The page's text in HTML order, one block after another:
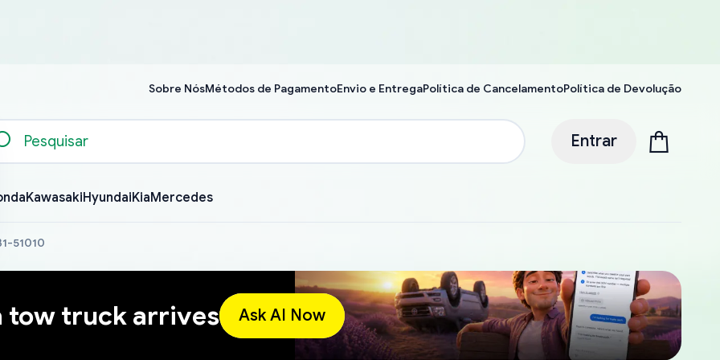
Sobre NósMétodos de PagamentoEnvio e EntregaPolítica de CancelamentoPolítica de Devolução
Entrar
KawasakiHyundaiKiaMercedes
51010
tow truck arrives Ask AI Now